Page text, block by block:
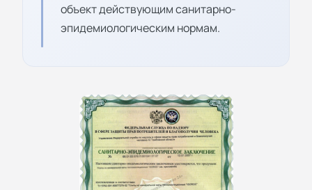
объект действующим санитарно-
эпидемиологическим нормам.